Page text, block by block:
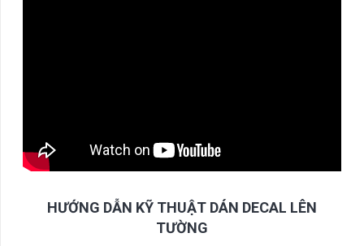
HƯỚNG DẪN KỸ THUẬT DÁN DECAL LÊN
TƯỜNG